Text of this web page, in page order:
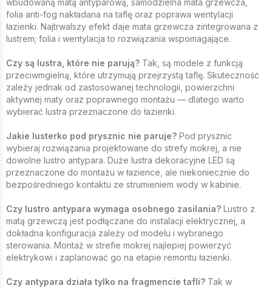
wbudowaną matą antyparową, samodzielna mata grzewcza,
folia anti-fog nakładana na taflę oraz poprawa wentylacji
łazienki. Najtrwalszy efekt daje mata grzewcza zintegrowana z
lustrem; folia i wentylacja to rozwiązania wspomagające.
Czy są lustra, które nie parują? Tak, są modele z funkcją
przeciwmgielną, które utrzymują przejrzystą taflę. Skuteczność
zależy jednak od zastosowanej technologii, powierzchni
aktywnej maty oraz poprawnego montażu — dlatego warto
wybierać lustra przeznaczone do łazienki.
Jakie lusterko pod prysznic nie paruje? Pod prysznic
wybieraj rozwiązania projektowane do strefy mokrej, a nie
dowolne lustro antypara. Duże lustra dekoracyjne LED są
przeznaczone do montażu w łazience, ale niekoniecznie do
bezpośredniego kontaktu ze strumieniem wody w kabinie.
Czy lustro antypara wymaga osobnego zasilania? Lustro z
matą grzewczą jest podłączane do instalacji elektrycznej, a
dokładna konfiguracja zależy od modelu i wybranego
sterowania. Montaż w strefie mokrej najlepiej powierzyć
elektrykowi i zaplanować go na etapie remontu łazienki.
Czy antypara działa tylko na fragmencie tafli? Tak w